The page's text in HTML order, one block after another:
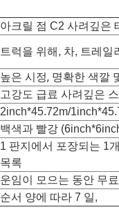
아크릴 점 C2 사려깊은
트럭을 위해, 차, 트레일
높은 시정, 명확한 색깔
고강도 급료 사려깊은
2inch*45.72m/
백색과 빨강
1 판지에서 포장되는 1
목록
운임이 모으는 동안 무
순서 양에 따라 7 일,